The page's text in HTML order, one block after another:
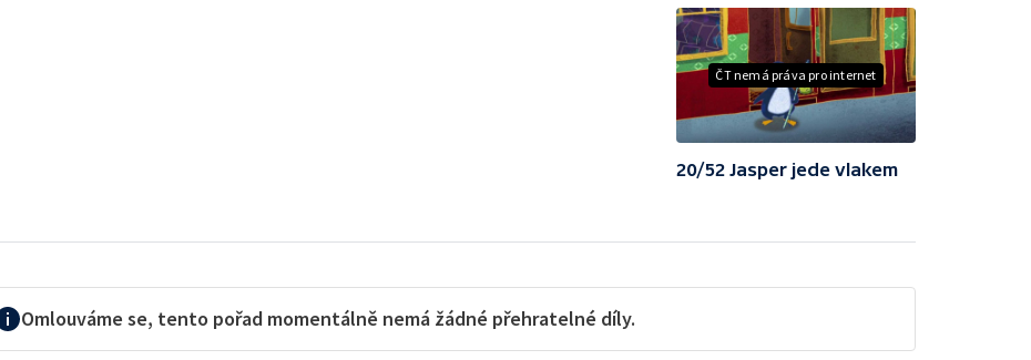
ČT nemá práva pro internet
20/52 Jasper jede vlakem
Omlouváme se, tento pořad momentálně nemá žádné přehratelné díly.